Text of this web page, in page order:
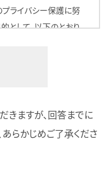
ライバシー保護に努
として、以下のとおり、
きますが、回答までに
らかじめご了承くださ